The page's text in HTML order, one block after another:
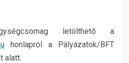
letölthető a
honlapról a Pályázatok/BFT
alatt.